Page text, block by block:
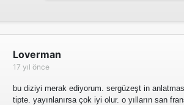
Loverman
17 yıl önce
bu diziyi merak ediyorum. sergüzeşt in
tipte. yayınlanırsa çok iyi olur. o yılların san